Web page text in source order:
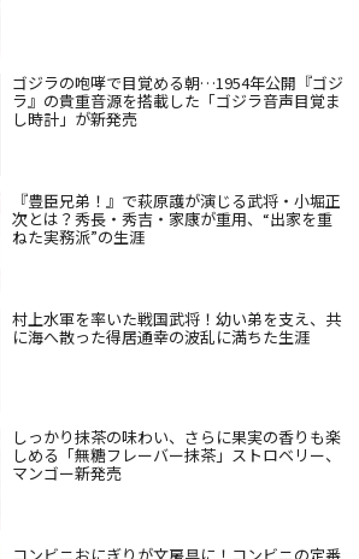
ゴジラの咆哮で目覚める朝…1954年公開『ゴジ
ラ』の貴重音源を搭載した「ゴジラ音声目覚ま
し時計」が新発売
『豊臣兄弟！』で萩原護が演じる武将・小堀正
次とは？秀長・秀吉・家康が重用、“出家を重
ねた実務派”の生涯
村上水軍を率いた戦国武将！幼い弟を支え、共
に海へ散った得居通幸の波乱に満ちた生涯
しっかり抹茶の味わい、さらに果実の香りも楽
しめる「無糖フレーバー抹茶」ストロベリー、
マンゴー新発売